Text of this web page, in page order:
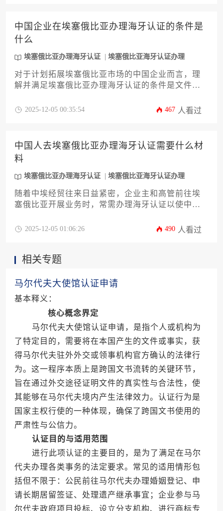
并提供实用技巧以规避风险、提升效率，确保您的
商业或法律文件在《海牙公约》成员国间畅通无
阻。
中国企业在埃塞俄比亚办理海牙认证的条件是
什么
埃塞俄比亚办理海牙认证 埃塞俄比亚海牙认证办理
对于计划拓展埃塞俄比亚市场的中国企业而言，理
解并满足埃塞俄比亚办理海牙认证的条件是文件在
略，系统阐述企业需具备的主体资格、文件准备的
挑战与应对策略，助力企业高效合规地完成认证，
为商业活动铺平道路。
2025-12-05 00:35:54 467 人看过
中国人去埃塞俄比亚办理海牙认证需要什么材
料
埃塞俄比亚办理海牙认证 埃塞俄比亚海牙认证办理
随着中埃经贸往来日益紧密，企业主和高管前往埃
塞俄比亚开展业务时，常需办理海牙认证以使中国
在埃塞俄比亚办理海牙认证的全流程，重点阐述所
2025-12-05 01:06:26 490 人看过
相关专题
马尔代夫大使馆认证申请
基本释义：
核心概念界定
马尔代夫大使馆认证申请，是指个人或机构为
了特定目的，需要将在本国产生的文件或事实，获
得马尔代夫驻外外交或领事机构官方确认的法律行
为。这一程序本质上是跨国文书流转的关键环节，
旨在通过外交途径证明文件的真实性与合法性，使
其能够在马尔代夫境内产生法律效力。认证行为是
国家主权行使的一种体现，确保了跨国文书使用的
严肃性与公信力。
认证目的与适用范围
进行此项认证的主要目的，是为了满足在马尔
代夫办理各类事务的法定要求。常见的适用情形包
括但不限于：公民前往马尔代夫办理婚姻登记、申
请长期居留签证、处理遗产继承事宜；企业参与马
尔代夫政府项目投标、设立分支机构、进行商标专